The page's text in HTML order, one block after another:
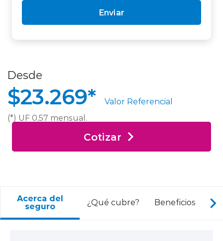
Enviar
Desde
$23.269*
Valor Referencial
(*) UF 0,57 mensual.
Cotizar
Acerca del
seguro ¿Qué cubre? Beneficios